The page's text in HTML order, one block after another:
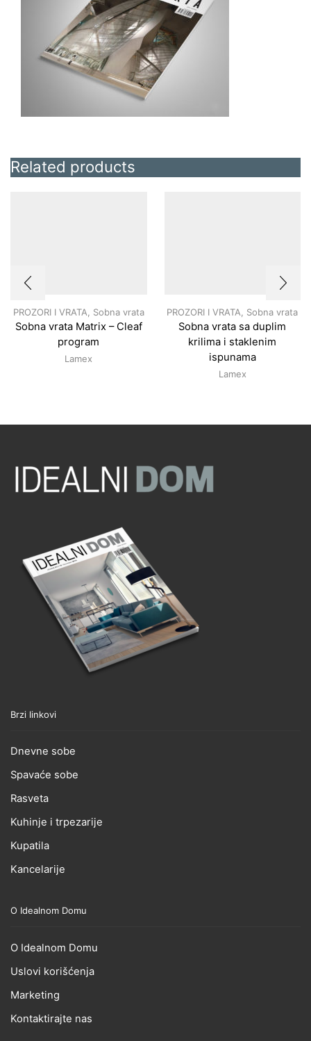
Related products
PROZORI I VRATA Sobna vrata
Sobna vrata Matrix – Cleaf
program
Lamex
PROZORI I VRATA Sobna vrata
Sobna vrata sa duplim
krilima i staklenim
ispunama
Lamex
Brzi linkovi
Dnevne sobe
Spavaće sobe
Rasveta
Kuhinje i trpezarije
Kupatila
Kancelarije
O Idealnom Domu
O Idealnom Domu
Uslovi korišćenja
Marketing
Kontaktirajte nas